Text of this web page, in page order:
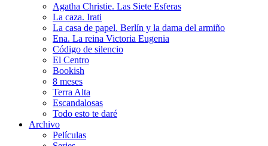
Agatha Christie. Las Siete Esferas
La caza. Irati
La casa de papel. Berlín y la dama del armiño
Ena. La reina Victoria Eugenia
Código de silencio
El Centro
Bookish
8 meses
Terra Alta
Escandalosas
Todo esto te daré
Archivo
Películas